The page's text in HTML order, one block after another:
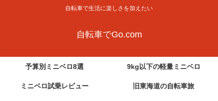
自転車で生活に楽しさを加えたい
自転車でGo.com
予算別ミニベロ8選 9kg以下の軽量ミニベロ
ミニベロ試乗レビュー 旧東海道の自転車旅